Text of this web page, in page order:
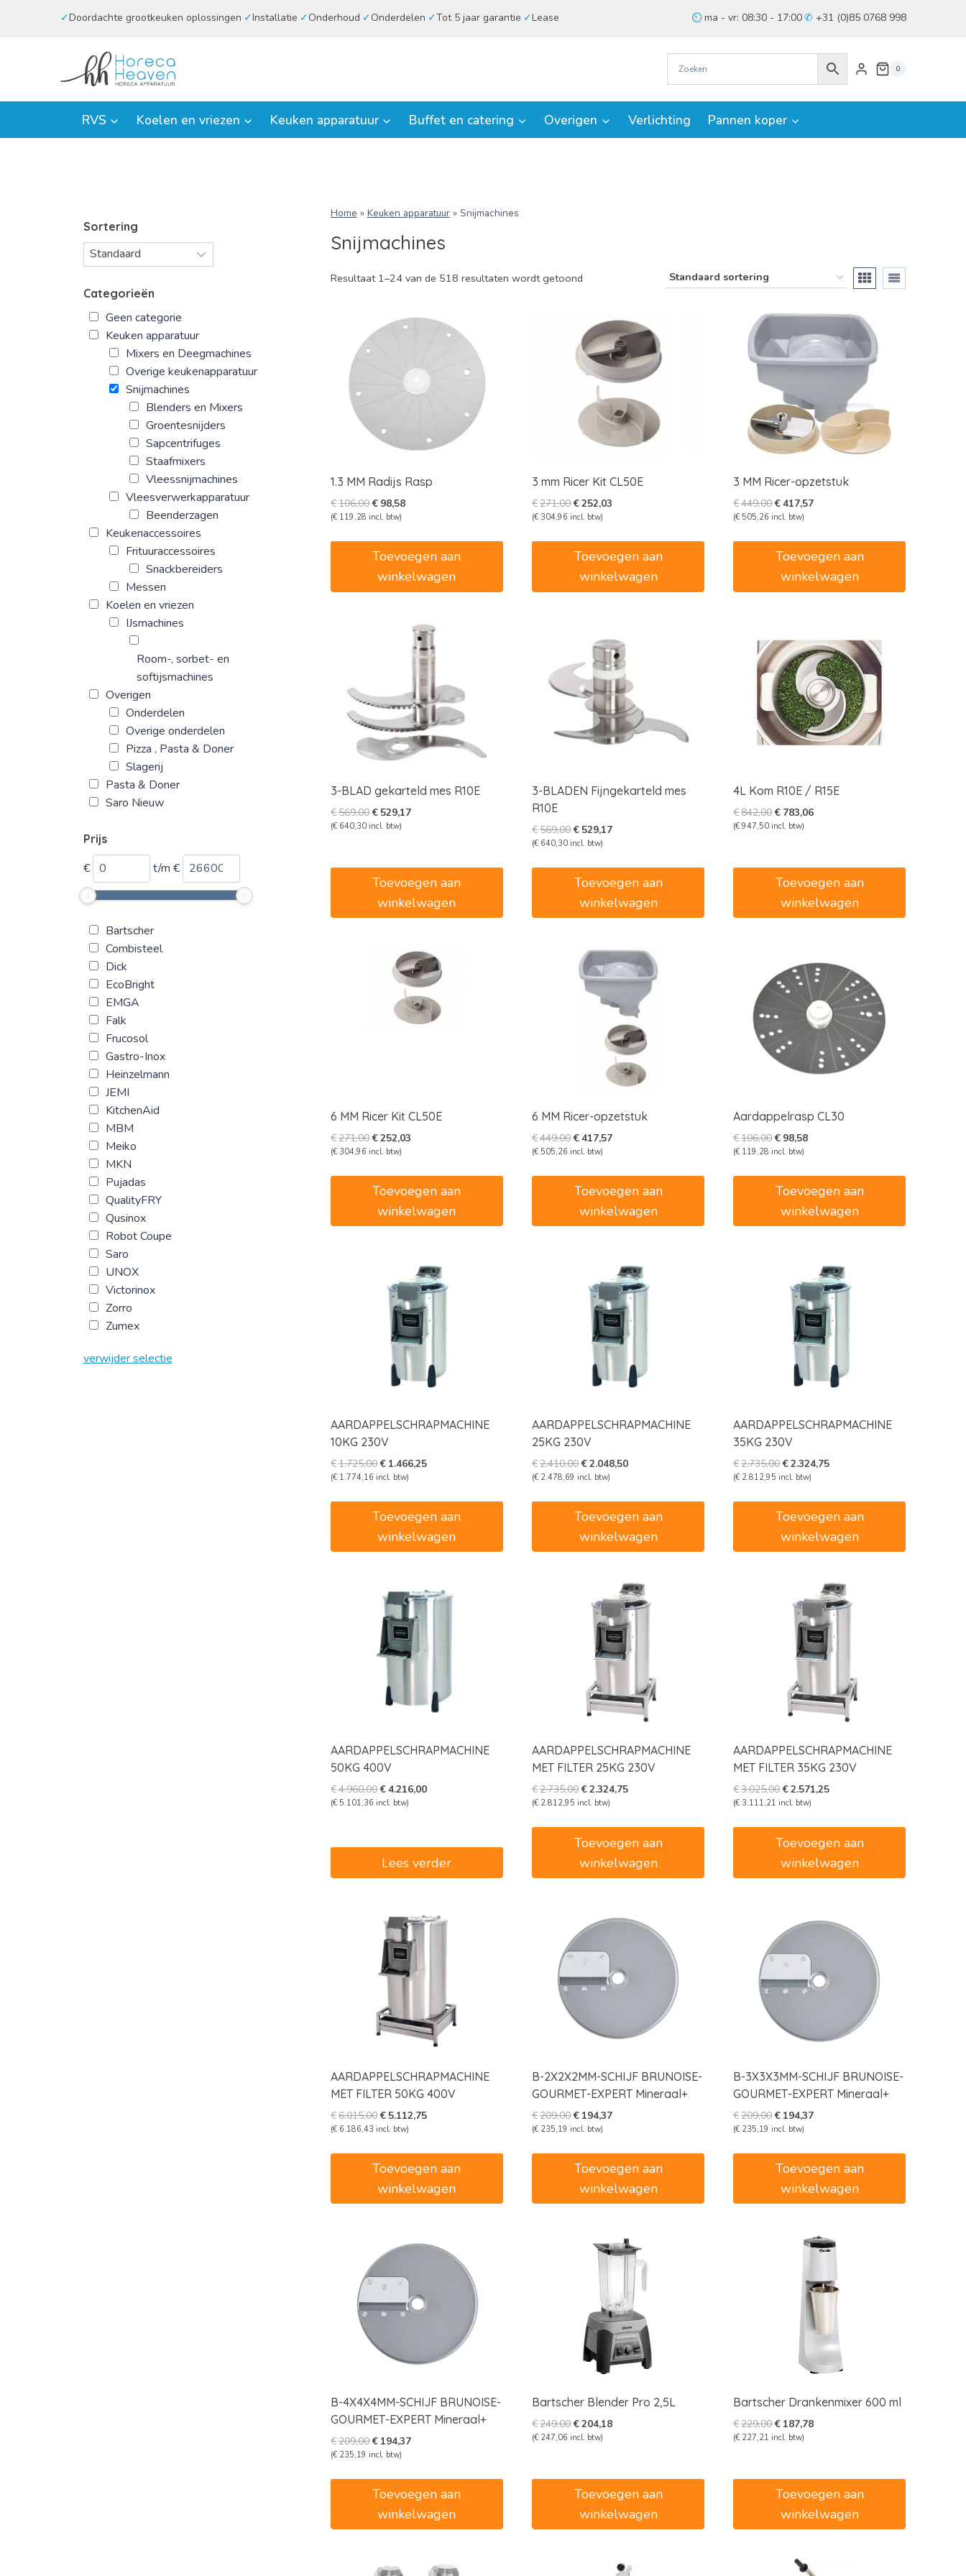
Doordachte grootkeuken oplossingen Installatie Onderhoud Onderdelen Tot 5 jaar garantie Lease ma - vr: 08:30 - 17:00 +31 (0)85 0768 998
0
RVS Koelen en vriezen Keuken apparatuur Buffet en catering Overigen Verlichting Pannen koper
Home » Keuken apparatuur» Snijmachines
Snijmachines
Resultaat 1–24 van de 518 resultaten wordt getoond
1.3 MM Radijs Rasp
€106,00Oorspronkelijke
prijs
€106,00.
€ 98,58Huidige
(€ 119,28 incl. btw)
Toevoegen aan
winkelwagen
3 mm Ricer Kit CL50E
€271,00Oorspronkelijke
prijs
€271,00.
€252,03
(€ 304,96 incl. btw)
Toevoegen aan
winkelwagen
3 MM Ricer-opzetstuk
€449,00Oorspronkelijke
prijs
€449,00.
€417,57Huidige
(€ 505,26 incl. btw)
Toevoegen aan
winkelwagen
3-BLAD gekarteld mes R10E
€569,00Oorspronkelijke
prijs
€ 529,17Huidige
(€ 640,30incl. btw)
Toevoegen aan
winkelwagen
3-BLADEN Fijngekarteld mes
R10E
€569,00Oorspronkelijke
prijs
€ 529,17Huidige
(€ 640,30 incl. btw)
Toevoegen aan
winkelwagen
4L Kom R10E / R15E
€842,00Oorspronkelijke
prijs
€ 783,06Huidige
(€ 947,50 incl. btw)
Toevoegen aan
winkelwagen
6 MM Ricer Kit CL50E
€271,00Oorspronkelijke
prijs
€271,00.
€252,03Huidige
(€ 304,96incl. btw)
Toevoegen aan
winkelwagen
6 MM Ricer-opzetstuk
€449,00Oorspronkelijke
prijs
€449,00.
€417,57Huidige
(€ 505,26 incl. btw)
Toevoegen aan
winkelwagen
Aardappelrasp CL30
€106,00Oorspronkelijke
prijs
€106,00.
€ 98,58Huidige
(€ 119,28 incl. btw)
Toevoegen aan
winkelwagen
AARDAPPELSCHRAPMACHINE
10KG 230V
€1.725,00Oorspronkelijke
prijs
€1.725,00.
€ 1.466,25Huidige
(€ 1.774,16incl. btw)
Toevoegen aan
winkelwagen
AARDAPPELSCHRAPMACHINE
25KG 230V
€2.410,00Oorspronkelijke
prijs
€2.410,00.
€2.048,50Huidige
(€ 2.478,69 incl. btw)
Toevoegen aan
winkelwagen
AARDAPPELSCHRAPMACHINE
35KG 230V
€2.735,00Oorspronkelijke
prijs
€2.735,00.
€2.324,75Huidige
(€ 2.812,95 incl. btw)
Toevoegen aan
winkelwagen
AARDAPPELSCHRAPMACHINE
50KG 400V
€4.960,00Oorspronkelijke
prijs
€4.216,00Huidige
(€ 5.101,36incl. btw)
Lees verder
AARDAPPELSCHRAPMACHINE
MET FILTER 25KG 230V
€2.735,00Oorspronkelijke
prijs
€2.324,75Huidige
(€ 2.812,95 incl. btw)
Toevoegen aan
winkelwagen
AARDAPPELSCHRAPMACHINE
MET FILTER 35KG 230V
€3.025,00Oorspronkelijke
prijs
€2.571,25Huidige
(€ 3.111,21 incl. btw)
Toevoegen aan
winkelwagen
AARDAPPELSCHRAPMACHINE
MET FILTER 50KG 400V
€6.015,00Oorspronkelijke
prijs
€ 5.112,75Huidige
(€ 6.186,43 incl. btw)
Toevoegen aan
winkelwagen
B-2X2X2MM-SCHIJF BRUNOISE-
GOURMET-EXPERT Mineraal+
€209,00Oorspronkelijke
prijs
€ 194,37Huidige
(€ 235,19 incl. btw)
Toevoegen aan
winkelwagen
B-3X3X3MM-SCHIJF BRUNOISE-
GOURMET-EXPERT Mineraal+
€209,00Oorspronkelijke
prijs
€ 194,37Huidige
(€ 235,19 incl. btw)
Toevoegen aan
winkelwagen
B-4X4X4MM-SCHIJF BRUNOISE-
GOURMET-EXPERT Mineraal+
€209,00Oorspronkelijke
prijs
€209,00.
€ 194,37Huidige
(€ 235,19 incl. btw)
Toevoegen aan
winkelwagen
Bartscher Blender Pro 2,5L
€249,00Oorspronkelijke
prijs
€204,18Huidige
(€ 247,06 incl. btw)
Toevoegen aan
winkelwagen
Bartscher Drankenmixer 600 ml
€229,00Oorspronkelijke
prijs
€ 187,78Huidige
(€ 227,21 incl. btw)
Toevoegen aan
winkelwagen
Sortering
Categorieën
Geen categorie
Keuken apparatuur
Mixers en Deegmachines
Overige keukenapparatuur
Snijmachines
Blenders en Mixers
Groentesnijders
Sapcentrifuges
Staafmixers
Vleessnijmachines
Vleesverwerkapparatuur
Beenderzagen
Keukenaccessoires
Frituuraccessoires
Snackbereiders
Messen
Koelen en vriezen
IJsmachines
Room-, sorbet- en
softijsmachines
Overigen
Onderdelen
Overige onderdelen
Pizza , Pasta & Doner
Slagerij
Pasta & Doner
Saro Nieuw
Prijs
€ t/m €
Bartscher
Combisteel
Dick
EcoBright
EMGA
Falk
Frucosol
Gastro-Inox
Heinzelmann
JEMI
KitchenAid
MBM
Meiko
MKN
Pujadas
QualityFRY
Qusinox
Robot Coupe
Saro
UNOX
Victorinox
Zorro
Zumex
verwijder selectie